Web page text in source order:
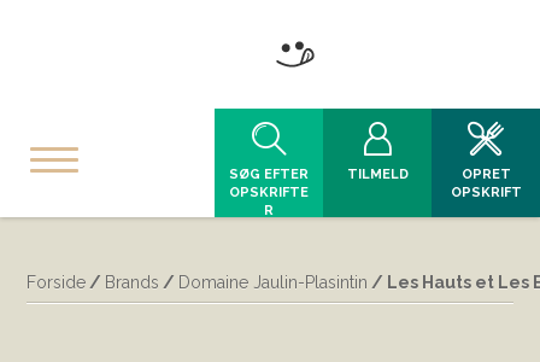
SØG EFTER
OPSKRIFTE
R
TILMELD
OPRET
OPSKRIFT
Forside / Brands / Domaine Jaulin-Plasintin / Les Hauts et Les